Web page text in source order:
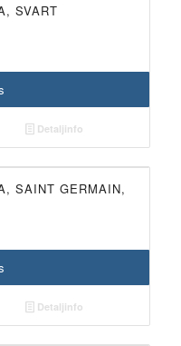
SVART
Detaljinfo
UTGÅTT!
SAINT GERMAIN,
Detaljinfo